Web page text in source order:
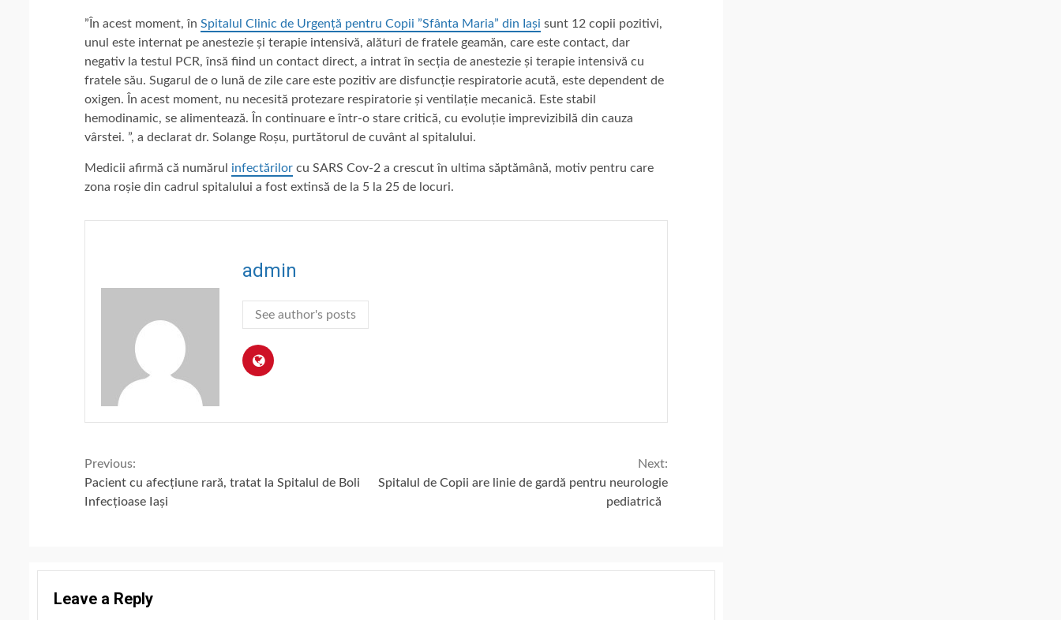
”În acest moment, în Spitalul Clinic de Urgență pentru Copii ”Sfânta Maria” din Iași sunt 12 copii pozitivi,
unul este internat pe anestezie și terapie intensivă, alături de fratele geamăn, care este contact, dar
negativ la testul PCR, însă fiind un contact direct, a intrat în secția de anestezie și terapie intensivă cu
fratele său. Sugarul de o lună de zile care este pozitiv are disfuncție respiratorie acută, este dependent de
oxigen. În acest moment, nu necesită protezare respiratorie și ventilație mecanică. Este stabil
hemodinamic, se alimentează. În continuare e într-o stare critică, cu evoluție imprevizibilă din cauza
vârstei. ”, a declarat dr. Solange Roșu, purtătorul de cuvânt al spitalului.
Medicii afirmă că numărul infectărilor cu SARS Cov-2 a crescut în ultima săptămână, motiv pentru care
zona roșie din cadrul spitalului a fost extinsă de la 5 la 25 de locuri.
admin
See author's posts
Continue
Reading
Previous:
Pacient cu afecțiune rară, tratat la Spitalul de Boli
Infecțioase Iași
Next:
Spitalul de Copii are linie de gardă pentru neurologie
pediatrică
Leave a Reply